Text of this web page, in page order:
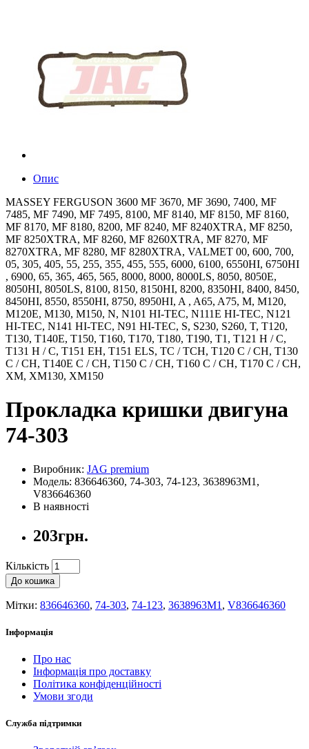
Опис
MASSEY FERGUSON 3600 MF 3670, MF 3690, 7400, MF
7485, MF 7490, MF 7495, 8100, MF 8140, MF 8150, MF 8160,
MF 8170, MF 8180, 8200, MF 8240, MF 8240XTRA, MF 8250,
MF 8250XTRA, MF 8260, MF 8260XTRA, MF 8270, MF
8270XTRA, MF 8280, MF 8280XTRA, VALMET 00, 600, 700,
05, 305, 405, 55, 255, 355, 455, 555, 6000, 6100, 6550HI, 6750HI
, 6900, 65, 365, 465, 565, 8000, 8000, 8000LS, 8050, 8050E,
8050HI, 8050LS, 8100, 8150, 8150HI, 8200, 8350HI, 8400, 8450,
8450HI, 8550, 8550HI, 8750, 8950HI, A , A65, A75, M, M120,
M120E, M130, M150, N, N101 HI-TEC, N111E HI-TEC, N121
HI-TEC, N141 HI-TEC, N91 HI-TEC, S, S230, S260, T, T120,
T130, T140E, T150, T160, T170, T180, T190, T1, T121 H / C,
T131 H / C, T151 EH, T151 ELS, TC / TCH, T120 C / CH, T130
C / CH, T140E C / CH, T150 C / CH, T160 C / CH, T170 C / CH,
XM, XM130, XM150
Прокладка кришки двигуна
74-303
Виробник: JAG premium
Модель: 836646360, 74-303, 74-123, 3638963M1,
V836646360
В наявності
203грн.
Кількість
До кошика
Мітки: 836646360, 74-303, 74-123, 3638963M1 , V836646360
Інформація
Про нас
Інформація про доставку
Політика конфіденційності
Умови згоди
Служба підтримки